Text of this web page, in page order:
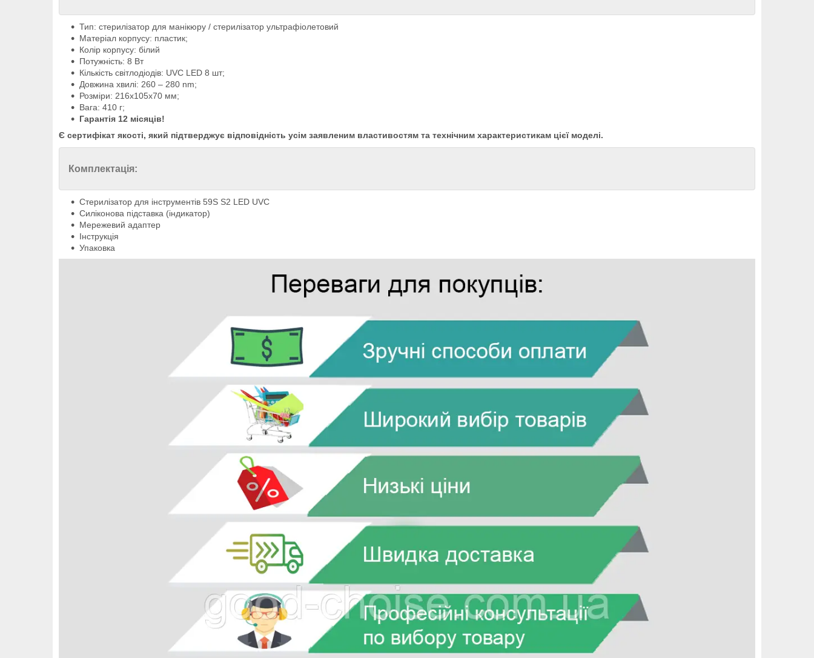
Тип: стерилізатор для манікюру / стерилізатор ультрафіолетовий
Матеріал корпусу: пластик;
Колір корпусу: білий
Потужність: 8 Вт
Кількість світлодіодів: UVC LED 8 шт;
Довжина хвилі: 260 – 280 nm;
Розміри: 216х105х70 мм;
Вага: 410 г;
Гарантія 12 місяців!
Є сертифікат якості, який підтверджує відповідність усім заявленим властивостям та технічним характеристикам цієї моделі.
Комплектація:
Стерилізатор для інструментів 59S S2 LED UVC
Силіконова підставка (індикатор)
Мережевий адаптер
Інструкція
Упаковка